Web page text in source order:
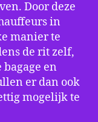
Door deze
in
manier te
de rit zelf,
en
er dan ook
mogelijk te